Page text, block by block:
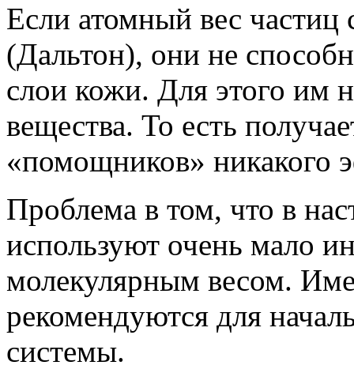
Если атомный вес частиц
(Дальтон), они не
слои кожи. Для этого им
вещества. То есть
«помощников» никакого
Проблема в том, что в
используют очень мало
молекулярным весом.
рекомендуются для
системы.